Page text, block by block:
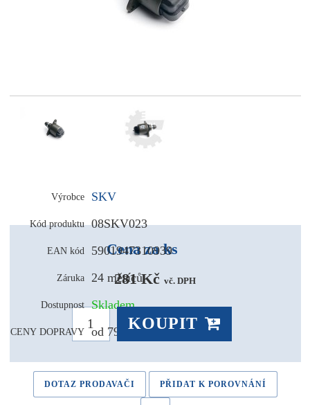
Výrobce SKV
Kód produktu 08SKV023
EAN kód 5901947310939
Záruka 24 měsíců
Dostupnost Skladem
CENY DOPRAVY od 79,- Kč
Cena za ks
281 Kč vč. DPH
KOUPIT
DOTAZ PRODAVAČI PŘIDAT K POROVNÁNÍ